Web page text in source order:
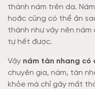
thành nám trên da.
hoặc cũng có thể ăn
thành như vậy nên
tự hết được.
Vậy nám tàn nhang có
chuyên gia, nám, tàn
khỏe mà chỉ gây mất